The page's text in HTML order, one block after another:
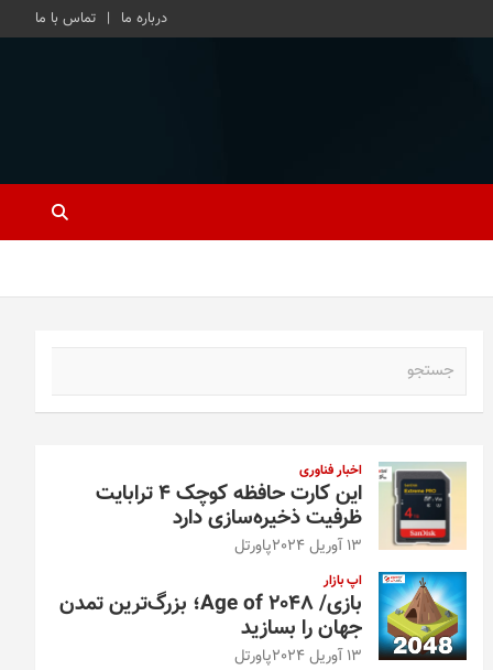
درباره ما تماس با ما
اخبار فناوری
این کارت حافظه کوچک ۴ ترابایت
ظرفیت ذخیره‌سازی دارد
13 آوریل 2024 پاورتل
اپ بازار
بازی/ Age of 2048؛ بزرگ‌ترین تمدن
جهان را بسازید
13 آوریل 2024 پاورتل